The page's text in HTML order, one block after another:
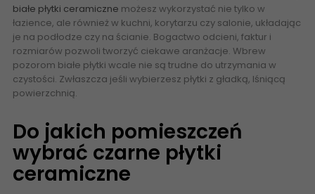
białe płytki ceramiczne możesz wykorzystać nie tylko w
łazience, ale również w kuchni, korytarzu czy salonie, układając
je na podłodze czy na ścianie. Bogactwo odcieni, faktur i
rozmiarów pozwoli tworzyć ciekawe aranżacje. Wbrew
pozorom białe płytki wcale nie są trudne do utrzymania w
czystości. Zwłaszcza jeśli wybierzesz płytki z gładką, lśniącą
powierzchnią.
Do jakich pomieszczeń
wybrać czarne płytki
ceramiczne